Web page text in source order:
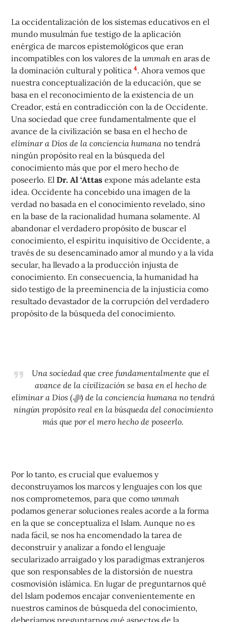
La occidentalización de los sistemas educativos en el
mundo musulmán fue testigo de la aplicación
enérgica de marcos epistemológicos que eran
incompatibles con los valores de laummah en aras de
la dominación cultural y política4. Ahora vemos que
nuestra conceptualización de la educación, que se
basa en el reconocimiento de la existencia de un
Creador, está en contradicción con la de Occidente.
Una sociedad que cree fundamentalmente que el
avance de la civilización se basa en el hecho de
eliminar a Dios de la conciencia humana no tendrá
ningún propósito real en la búsqueda del
conocimiento más que por el mero hecho de
poseerlo. ElDr. Al ‘Attas expone más adelante esta
idea. Occidente ha concebido una imagen de la
verdad no basada en el conocimiento revelado, sino
en la base de la racionalidad humana solamente. Al
abandonar el verdadero propósito de buscar el
conocimiento, el espíritu inquisitivo de Occidente, a
través de su desencaminado amor al mundo y a la vida
secular, ha llevado a la producción injusta de
conocimiento. En consecuencia, la humanidad ha
sido testigo de la preeminencia de la injusticia como
resultado devastador de la corrupción del verdadero
propósito de la búsqueda del conocimiento.
Una sociedad que cree fundamentalmente que el
avance de la civilización se basa en el hecho de
eliminar a Dios (ﷻ) de la conciencia humanano tendrá
ningún propósito real en la búsqueda del conocimiento
más que por el mero hecho de poseerlo.
Por lo tanto, es crucial que evaluemos y
deconstruyamos los marcos y lenguajes con los que
nos comprometemos, para que comoummah
podamos generar soluciones reales acorde a la forma
en la que se conceptualiza el Islam. Aunque no es
nada fácil, se nos ha encomendado la tarea de
deconstruir y analizar a fondo el lenguaje
secularizado arraigado y los paradigmas extranjeros
que son responsables de la distorsión de nuestra
cosmovisión islámica. En lugar de preguntarnos qué
del Islam podemos encajar convenientemente en
nuestros caminos de búsqueda del conocimiento,
deberíamos preguntarnos qué aspectos de la